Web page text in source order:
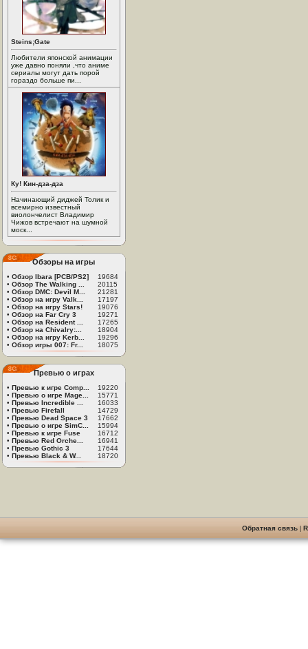
Steins;Gate
Любители японской анимации
уже давно поняли ,что аниме
сериалы могут дать порой
гораздо больше пи...
Ку! Кин-дза-дза
Начинающий диджей Толик и
всемирно известный
виолончелист Владимир
Чижов встречают на шумной
моск...
Обзоры на игры
• Обзор Ibara [PCB/PS2]
19684
• Обзор The Walking ...
20115
• Обзор DMC: Devil M...
21281
• Обзор на игру Valk...
17197
• Обзор на игру Stars!
19076
• Обзор на Far Cry 3
19271
• Обзор на Resident ...
17265
• Обзор на Chivalry:...
18904
• Обзор на игру Kerb...
19296
• Обзор игры 007: Fr... 18075
Превью о играх
• Превью к игре Comp...
19220
• Превью о игре Mage...
15771
• Превью Incredible ...
16033
• Превью Firefall
14729
• Превью Dead Space 3
17662
• Превью о игре SimC...
15994
• Превью к игре Fuse
16712
• Превью Red Orche...
16941
• Превью Gothic 3
17644
• Превью Black & W... 18720
Обратная связь